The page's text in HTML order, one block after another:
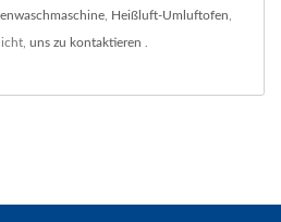
Heißluft-Umluftofen
uns zu kontaktieren